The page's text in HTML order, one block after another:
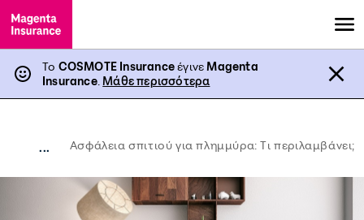
Το COSMOTE InsuranceέγινεMagenta
Insurance. Μάθε περισσότερα
... Ασφάλεια σπιτιού για πλημμύρα: Τι περιλαμβάνει;